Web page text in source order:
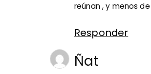
reúnan , y menos
Responder
Ñat